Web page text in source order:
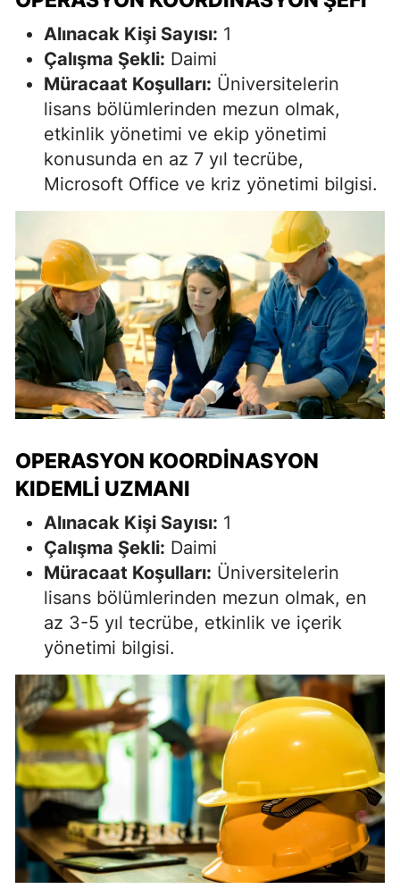
Alınacak Kişi Sayısı: 1
Çalışma Şekli: Daimi
Müracaat Koşulları: Üniversitelerin
lisans bölümlerinden mezun olmak,
etkinlik yönetimi ve ekip yönetimi
konusunda en az 7 yıl tecrübe,
Microsoft Office ve kriz yönetimi bilgisi.
OPERASYON KOORDINASYON
KIDEMLI UZMANI
Alınacak Kişi Sayısı: 1
Çalışma Şekli: Daimi
Müracaat Koşulları: Üniversitelerin
lisans bölümlerinden mezun olmak, en
az 3-5 yıl tecrübe, etkinlik ve içerik
yönetimi bilgisi.